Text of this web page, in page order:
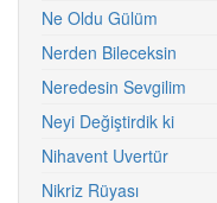
Ne Oldu Gülüm
Nerden Bileceksin
Neredesin Sevgilim
Neyi Değiştirdik ki
Nihavent Uvertür
Nikriz Rüyası